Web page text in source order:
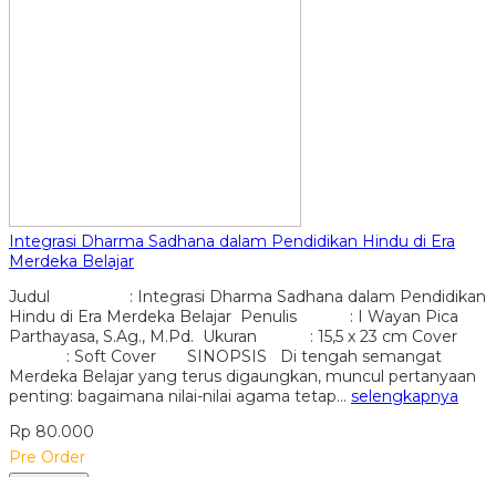
Integrasi Dharma Sadhana dalam Pendidikan Hindu di Era
Merdeka Belajar
Judul : Integrasi Dharma Sadhana dalam Pendidikan
Hindu di Era Merdeka Belajar Penulis : I Wayan Pica
Parthayasa, S.Ag., M.Pd. Ukuran : 15,5 x 23 cm Cover
: Soft Cover SINOPSIS Di tengah semangat
Merdeka Belajar yang terus digaungkan, muncul pertanyaan
penting: bagaimana nilai-nilai agama tetap… selengkapnya
Rp 80.000
Pre Order